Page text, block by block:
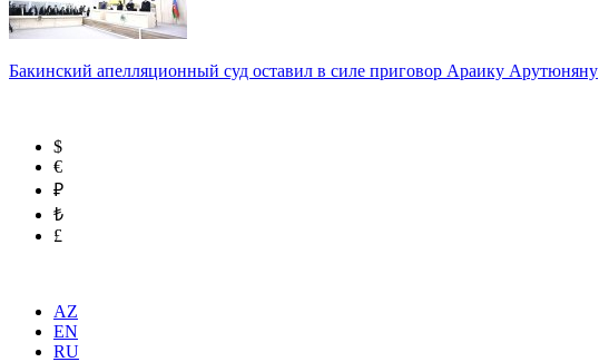
Бакинский апелляционный суд оставил в силе приговор Араику Арутюняну
$
€
₽
₺
£
AZ
EN
RU